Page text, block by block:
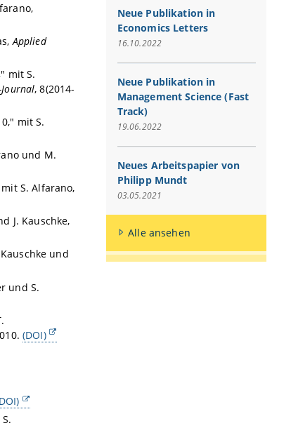
Applied
mit S.
Journal, 8(2014-
mit S.
und M.
S. Alfarano,
J. Kauschke,
und
und S.
(DOI)
Neue Publikation in
Economics Letters
16.10.2022
Neue Publikation in
Management Science (Fast
Track)
19.06.2022
Neues Arbeitspapier von
Philipp Mundt
03.05.2021
Alle ansehen